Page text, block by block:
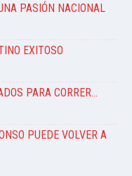
PASIÓN NACIONAL
EXITOSO
PARA CORRER…
PUEDE VOLVER A